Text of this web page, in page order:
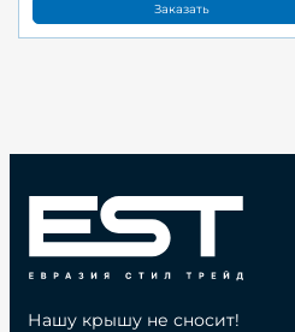
Заказать
Нашу крышу не сносит!